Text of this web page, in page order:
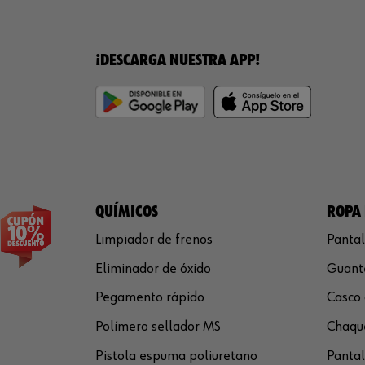
¡DESCARGA NUESTRA APP!
QUÍMICOS
Limpiador de frenos
Eliminador de óxido
Pegamento rápido
Polímero sellador MS
Pistola espuma poliuretano